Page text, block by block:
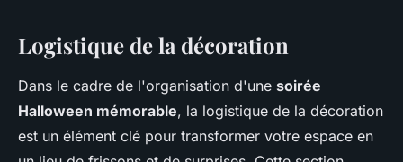
Logistique de la décoration
Dans le cadre de l'organisation d'une soirée
Halloween mémorable, la logistique de la décoration
est un élément clé pour transformer votre espace en